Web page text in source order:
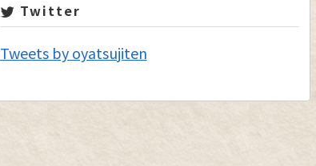
Twitter
Tweets by oyatsujiten